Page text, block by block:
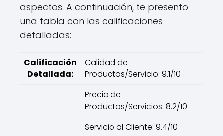
aspectos. A continuación, te presento
una tabla con las calificaciones
detalladas:
Calificación
Detallada:
Calidad de
Productos/Servicio: 9.1/10
Precio de
Productos/Servicios: 8.2/10
Servicio al Cliente: 9.4/10